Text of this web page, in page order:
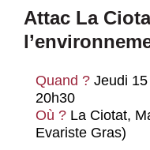
Nos idées
Publications
Agenda
Attac La
Quand ? Jeudi
20h30
Où ? La Ciotat,
Evariste Gras)